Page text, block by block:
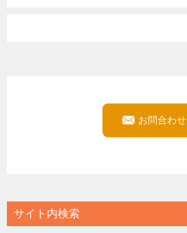
お問合わせ
サイト内検索